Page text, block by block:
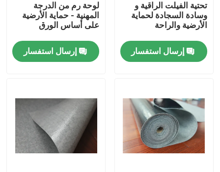
المنتجات
حولنا
تحتية الفيلت الراقية و
وسادة السجادة لحماية
الأرضية والراحة
إرسال استفسار
لوحة رم من الدرجة
المهنية - حماية الأرضية
على أساس الورق
إرسال استفسار